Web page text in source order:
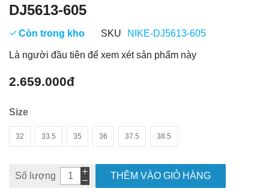
DJ5613-605
Còn trong kho SKU NIKE-DJ5613-605
Là người đầu tiên để xem xét sản phẩm này
2.659.000đ
Size
32 33.5 35 36 37.5 38.5
Số lượng THÊM VÀO GIỎ HÀNG